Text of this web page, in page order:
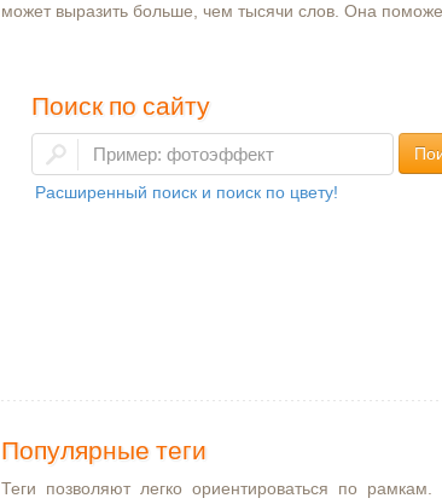
может выразить больше, чем тысячи слов. Она
Поиск по сайту
Расширенный поиск и поиск по цвету!
Популярные теги
Теги позволяют легко ориентироваться по